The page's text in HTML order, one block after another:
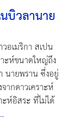
บิวลานาย
อเมริกา สเปน
ะห์ขนาดใหญ่ถึง
นายพราน ซึ่งอยู่
ากดาวเคราะห์
ห์อิสระ ที่ไม่ได้